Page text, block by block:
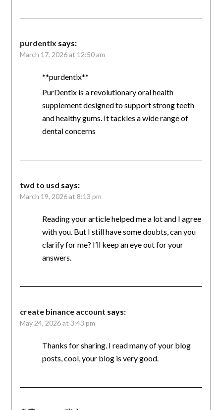
purdentix says:
March 17, 2026 at 12:50 am
**purdentix**
PurDentix is a revolutionary oral health
supplement designed to support strong teeth
and healthy gums. It tackles a wide range of
dental concerns
twd to usd says:
March 19, 2026 at 8:13 pm
Reading your article helped me a lot and I agree
with you. But I still have some doubts, can you
clarify for me? I’ll keep an eye out for your
answers.
create binance account says:
May 24, 2026 at 3:43 pm
Thanks for sharing. I read many of your blog
posts, cool, your blog is very good.